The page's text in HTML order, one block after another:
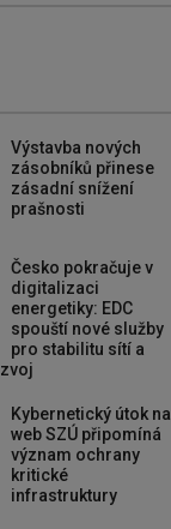
Výstavba nových
zásobníků přinese
zásadní snížení
prašnosti
Česko pokračuje v
digitalizaci
energetiky: EDC
spouští nové služby
pro stabilitu sítí a
Kybernetický útok na
web SZÚ připomíná
význam ochrany
kritické
infrastruktury